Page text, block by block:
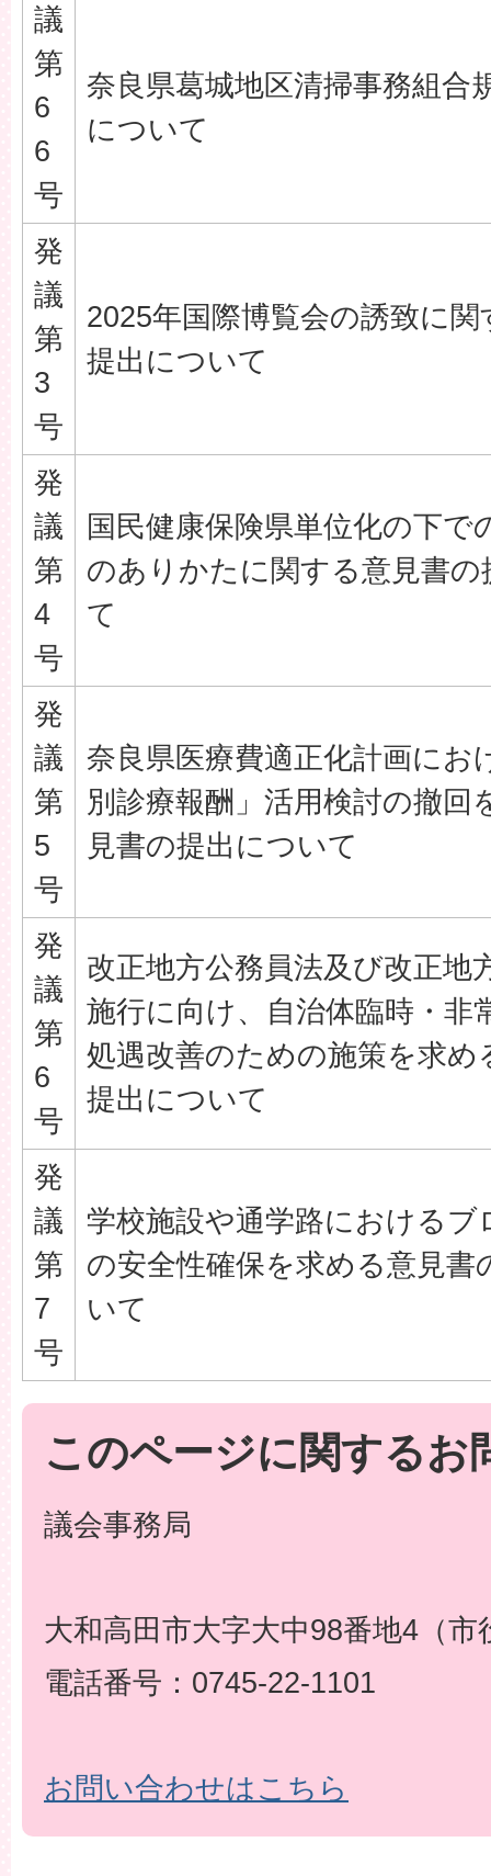
議
第
6
6
号
奈良県葛城地区清掃事務組合
について
発
議
第
3
号
2025年国際博覧会の誘致に
提出について
発
議
第
4
号
国民健康保険県単位化の下で
のありかたに関する意見書の
て
発
議
第
5
号
奈良県医療費適正化計画にお
別診療報酬」活用検討の撤回
見書の提出について
発
議
第
6
号
改正地方公務員法及び改正地
施行に向け、自治体臨時・非
処遇改善のための施策を求め
提出について
発
議
第
7
号
学校施設や通学路におけるブ
の安全性確保を求める意見書
いて
このページに関するお
議会事務局
大和高田市大字大中98番地4（市
電話番号：0745-22-1101
お問い合わせはこちら